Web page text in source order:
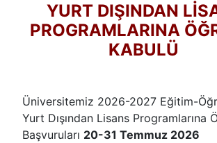
YURT DIŞINDAN
PROGRAMLARINA
KABULÜ
Üniversitemiz 2026-2027 Eğitim-
Yurt Dışından Lisans Programlarına
Başvuruları 20-31 Temmuz 2026